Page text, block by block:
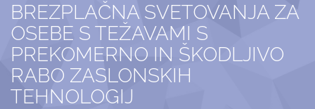
BREZPLAČNA SVETOVANJA ZA
OSEBE S TEŽAVAMI S
PREKOMERNO IN ŠKODLJIVO
RABO ZASLONSKIH
TEHNOLOGIJ